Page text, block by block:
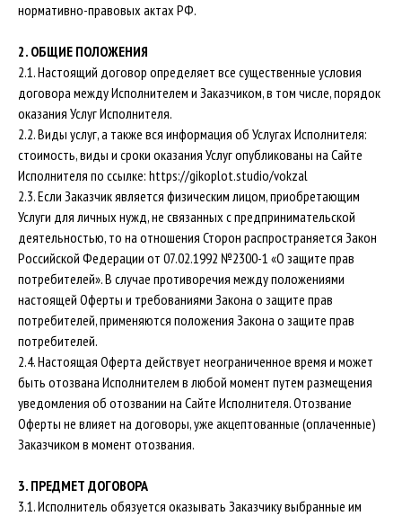
нормативно-правовых актах РФ.
2. ОБЩИЕ ПОЛОЖЕНИЯ
2.1. Настоящий договор определяет все существенные условия
договора между Исполнителем и Заказчиком, в том числе, порядок
оказания Услуг Исполнителя.
2.2. Виды услуг, а также вся информация об Услугах Исполнителя:
стоимость, виды и сроки оказания Услуг опубликованы на Сайте
Исполнителя по ссылке: https://gikoplot.studio/vokzal
2.3. Если Заказчик является физическим лицом, приобретающим
Услуги для личных нужд, не связанных с предпринимательской
деятельностью, то на отношения Сторон распространяется Закон
Российской Федерации от 07.02.1992 №2300-1 «О защите прав
потребителей». В случае противоречия между положениями
настоящей Оферты и требованиями Закона о защите прав
потребителей, применяются положения Закона о защите прав
потребителей.
2.4. Настоящая Оферта действует неограниченное время и может
быть отозвана Исполнителем в любой момент путем размещения
уведомления об отозвании на Сайте Исполнителя. Отозвание
Оферты не влияет на договоры, уже акцептованные (оплаченные)
Заказчиком в момент отозвания.
3. ПРЕДМЕТ ДОГОВОРА
3.1. Исполнитель обязуется оказывать Заказчику выбранные им